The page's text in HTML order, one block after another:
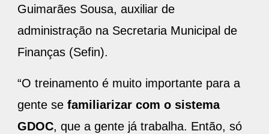
Guimarães Sousa, auxiliar de
administração na Secretaria Municipal de
Finanças (Sefin).
“O treinamento é muito importante para a
gente se familiarizar com o sistema
GDOC, que a gente já trabalha. Então, só